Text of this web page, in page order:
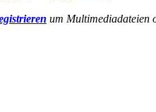
um Multimediadateien